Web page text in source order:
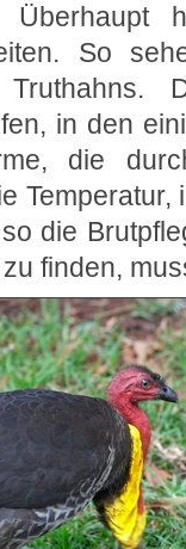
Überhaupt
So
in den
die
die
finden,